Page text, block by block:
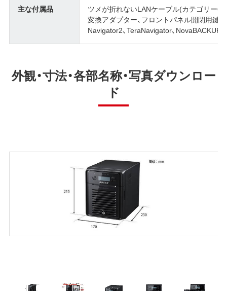
主な付属品
ツメが折れないLANケーブル(カテゴリー6、
変換アダプター、フロントパネル開閉用鍵
Navigator2、TeraNavigator、NovaBACKUP
外観・寸法・各部名称・写真ダウンロー
ド